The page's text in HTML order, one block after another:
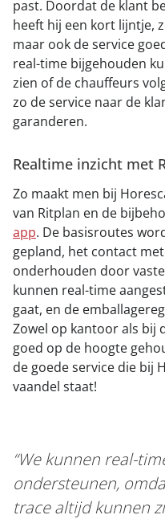
past. Doordat de klant
heeft hij een kort lijntje,
maar ook de service
real-time bijgehouden
zien of de chauffeurs
zo de service naar de
garanderen.
Realtime inzicht met
Zo maakt men bij
van Ritplan en de
app. De basisroutes
gepland, het contact
onderhouden door
kunnen real-time
gaat, en de
Zowel op kantoor als bij
goed op de hoogte
de goede service die bij
vaandel staat!
We kunnen real-
ondersteunen,
trace altijd kunnen